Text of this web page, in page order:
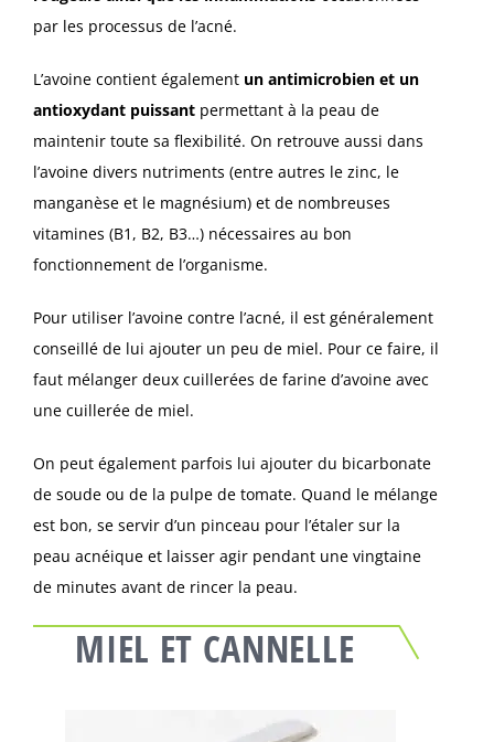
par les processus de l’acné.
L’avoine contient également un antimicrobien et un
antioxydant puissant permettant à la peau de
maintenir toute sa flexibilité. On retrouve aussi dans
l’avoine divers nutriments (entre autres le zinc, le
manganèse et le magnésium) et de nombreuses
vitamines (B1, B2, B3…) nécessaires au bon
fonctionnement de l’organisme.
Pour utiliser l’avoine contre l’acné, il est généralement
conseillé de lui ajouter un peu de miel. Pour ce faire, il
faut mélanger deux cuillerées de farine d’avoine avec
une cuillerée de miel.
On peut également parfois lui ajouter du bicarbonate
de soude ou de la pulpe de tomate. Quand le mélange
est bon, se servir d’un pinceau pour l’étaler sur la
peau acnéique et laisser agir pendant une vingtaine
de minutes avant de rincer la peau.
MIEL ET CANNELLE